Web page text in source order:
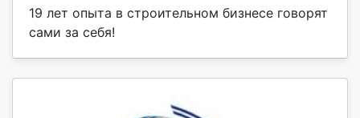
19 лет опыта в строительном бизнесе говорят
сами за себя!